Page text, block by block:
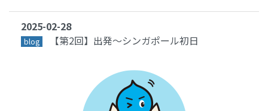
2025-02-28
blog 【第2回】出発〜シンガポール初日